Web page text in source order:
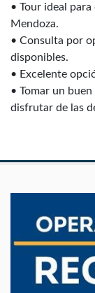
• Tour ideal
Mendoza.
• Consulta por
disponibles.
• Excelente
• Tomar un
disfrutar de las